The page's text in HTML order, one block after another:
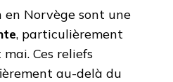
en Norvège sont une
, particulièrement
Ces reliefs
au-delà du